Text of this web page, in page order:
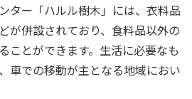
ター「ハルル樹木」には、衣料品
が併設されており、食料品以外の
ことができます。生活に必要なも
車での移動が主となる地域におい